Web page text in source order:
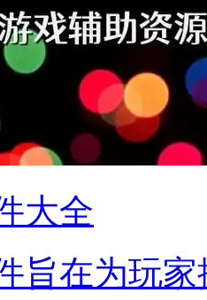
大全
旨在为玩